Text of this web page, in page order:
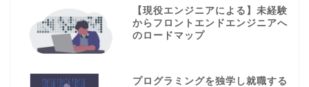
【現役エンジニアによる】未経験
からフロントエンドエンジニアへ
のロードマップ
プログラミングを独学し就職する